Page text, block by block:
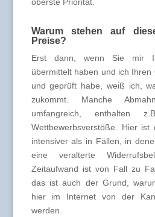
Warum stehen auf
Preise?
Erst dann, wenn Sie mir
übermittelt haben und ich Ihren
und geprüft habe, weiß ich,
zukommt. Manche
umfangreich, enthalten
Wettbewerbsverstöße. Hier ist
intensiver als in Fällen, in
eine veralterte
Zeitaufwand ist von Fall zu
das ist auch der Grund,
hier im Internet von der
werden.